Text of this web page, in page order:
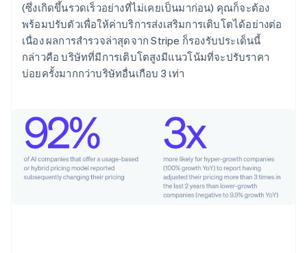
(ซึ่งเกิดขึ้นรวดเร็วอย่างที่ไม่เคยเป็นมาก่อน) คุณก็จะต้อง
พร้อมปรับตัวเพื่อให้ค่าบริการส่งเสริมการเติบโตได้อย่างต่อ
เนื่อง ผลการสำรวจล่าสุดจาก Stripe ก็รองรับประเด็นนี้
กล่าวคือ บริษัทที่มีการเติบโตสูงมีแนวโน้มที่จะปรับราคา
บ่อยครั้งมากกว่าบริษัทอื่นเกือบ 3 เท่า